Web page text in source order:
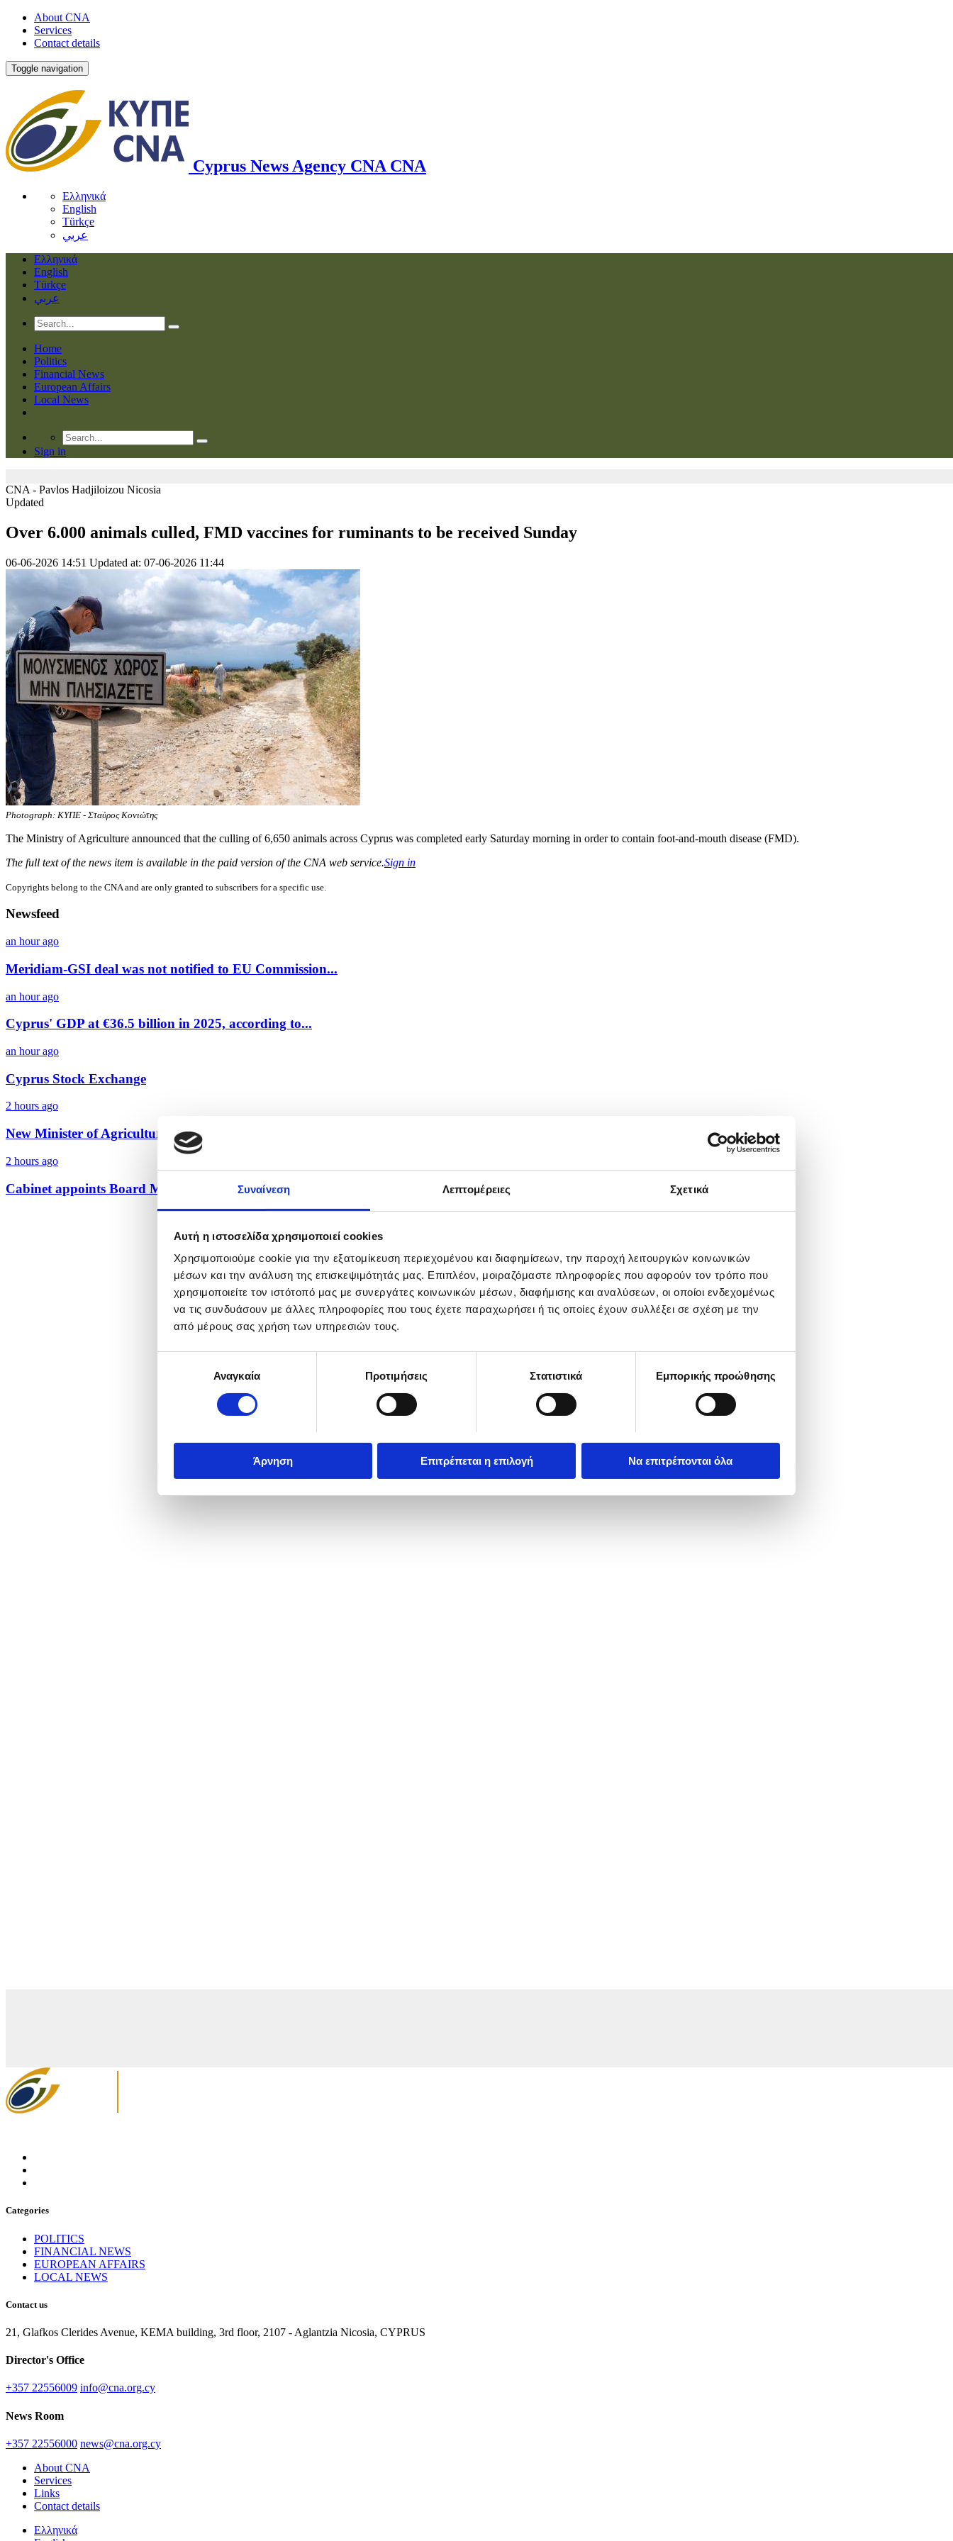
Συναίνεση Λεπτομέρειες Σχετικά
Αυτή η ιστοσελίδα χρησιμοποιεί cookies
Χρησιμοποιούμε cookie για την εξατομίκευση περιεχομένου και διαφημίσεων, την παροχή λειτουργιών κοινωνικών
μέσων και την ανάλυση της επισκεψιμότητάς μας. Επιπλέον, μοιραζόμαστε πληροφορίες που αφορούν τον τρόπο που
χρησιμοποιείτε τον ιστότοπό μας με συνεργάτες κοινωνικών μέσων, διαφήμισης και αναλύσεων, οι οποίοι ενδεχομένως
να τις συνδυάσουν με άλλες πληροφορίες που τους έχετε παραχωρήσει ή τις οποίες έχουν συλλέξει σε σχέση με την
από μέρους σας χρήση των υπηρεσιών τους.
συγκατάθεσηςΑναγκαία Προτιμήσεις Στατιστικά Εμπορικής προώθησης
Άρνηση Επιτρέπεται η επιλογή Να επιτρέπονται όλα
About CNA
Services
Contact details
Toggle navigation
Cyprus News Agency CNA CNA
Ελληνικά
English
Türkçe
عربي
Ελληνικά
English
Türkçe
عربي
Home
Politics
Financial News
European Affairs
Local News
Sign in
CNA - Pavlos Hadjiloizou Nicosia
Updated
Over 6.000 animals culled, FMD vaccines for ruminants to be received Sunday
06-06-2026 14:51 Updated at: 07-06-2026 11:44
Photograph: ΚΥΠΕ - Σταύρος Κονιώτης
The Ministry of Agriculture announced that the culling of 6,650 animals across Cyprus was completed early Saturday morning in order to contain foot-and-mouth disease (FMD).
The full text of the news item is available in the paid version of the CNA web service.Sign in
Copyrights belong to the CNA and are only granted to subscribers for a specific use.
Newsfeed
an hour ago
Meridiam-GSI deal was not notified to EU Commission...
an hour ago
Cyprus' GDP at €36.5 billion in 2025, according to...
an hour ago
Cyprus Stock Exchange
2 hours ago
New Minister of Agriculture outlines priorities,...
2 hours ago
Cabinet appoints Board Members for new Cyprus Business...
Categories
POLITICS
FINANCIAL NEWS
EUROPEAN AFFAIRS
LOCAL NEWS
Contact us
21, Glafkos Clerides Avenue, KEMA building, 3rd floor, 2107 - Aglantzia Nicosia, CYPRUS
Director's Office
+357 22556009 info@cna.org.cy
News Room
+357 22556000 news@cna.org.cy
About CNA
Services
Links
Contact details
Ελληνικά